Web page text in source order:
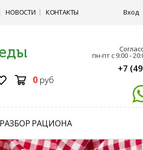
НОВОСТИ КОНТАКТЫ Вход
0 руб
пн-пт с 9:00 -
+7
РАЗБОР РАЦИОНА